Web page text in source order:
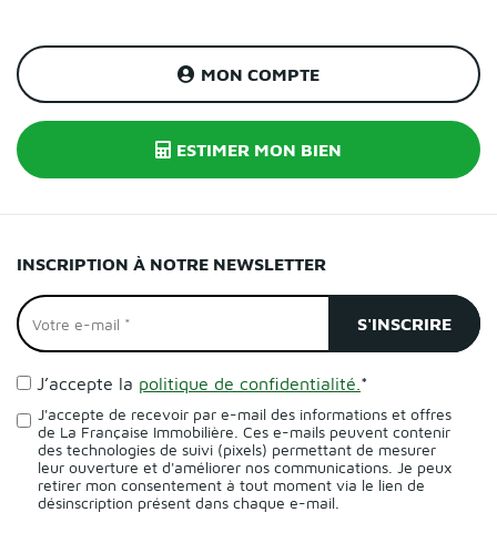
MON COMPTE
ESTIMER MON BIEN
INSCRIPTION À NOTRE NEWSLETTER
J’accepte la politique de confidentialité. *
J'accepte de recevoir par e-mail des informations et offres
de La Française Immobilière. Ces e-mails peuvent contenir
des technologies de suivi (pixels) permettant de mesurer
leur ouverture et d'améliorer nos communications. Je peux
retirer mon consentement à tout moment via le lien de
désinscription présent dans chaque e-mail.